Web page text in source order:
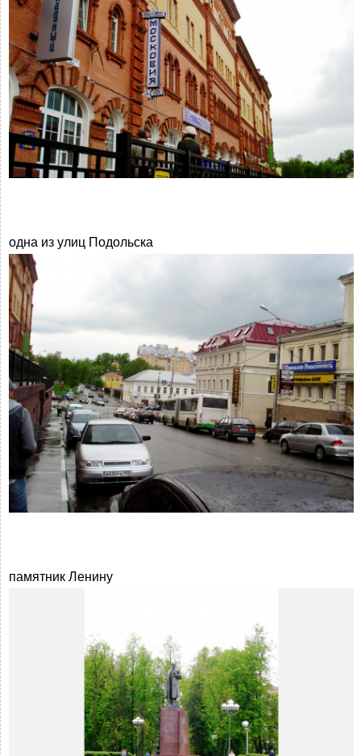
одна из улиц Подольска
памятник Ленину